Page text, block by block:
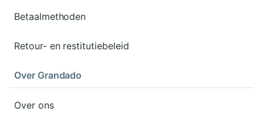
Betaalmethoden
Retour- en restitutiebeleid
Over Grandado
Over ons